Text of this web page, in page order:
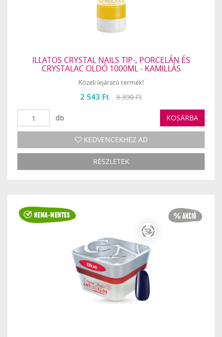
ILLATOS CRYSTAL NAILS TIP-, PORCELÁN ÉS
CRYSTALAC OLDÓ 1000ML - KAMILLÁS
Közeli lejáratú termék!
2 543 Ft 3 390 Ft
db KOSÁRBA
KEDVENCEKHEZ AD
RÉSZLETEK